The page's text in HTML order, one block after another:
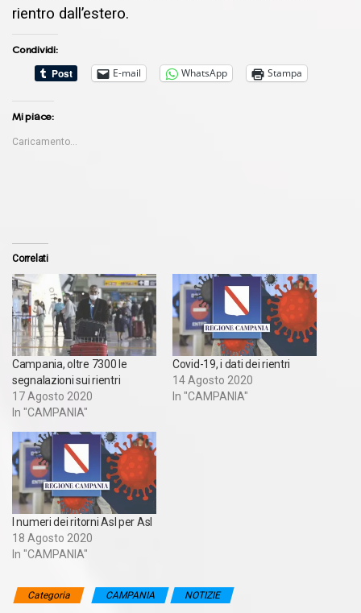
rientro dall’estero.
Condividi:
E-mail
WhatsApp Stampa
Mi piace:
Caricamento...
Correlati
Campania, oltre 7300 le
segnalazioni sui rientri
17 Agosto 2020
In "CAMPANIA"
Covid-19, i dati dei rientri
14 Agosto 2020
In "CAMPANIA"
I numeri dei ritorni Asl per Asl
18 Agosto 2020
In "CAMPANIA"
Categoria CAMPANIA NOTIZIE